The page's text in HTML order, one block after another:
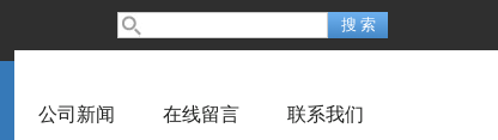
公司新闻 在线留言 联系我们